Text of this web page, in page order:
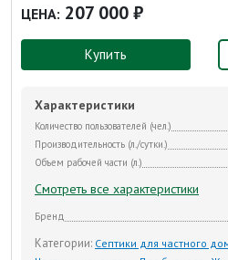
ЦЕНА: 207 000 ₽
Купить
Характеристики
Количество пользователей (чел.)
Производительность (л./сутки.)
Объем рабочей части (л.)
Смотреть все характеристики
Бренд
Категории: Септики для частного